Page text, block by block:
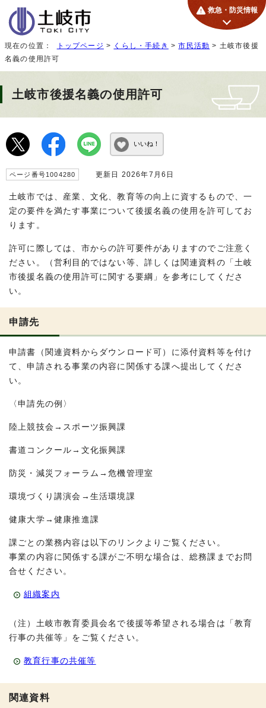
救急・防災情報
現在の位置： トップページ > くらし・手続き >市民活動 > 土岐市後援
名義の使用許可
土岐市後援名義の使用許可
いいね！
ページ番号1004280 更新日 2026年7月6日
土岐市では、産業、文化、教育等の向上に資するもので、一
定の要件を満たす事業について後援名義の使用を許可してお
ります。
許可に際しては、市からの許可要件がありますのでご注意く
ださい。（営利目的ではない等、詳しくは関連資料の「土岐
市後援名義の使用許可に関する要綱」を参考にしてくださ
い。
申請先
申請書（関連資料からダウンロード可）に添付資料等を付け
て、申請される事業の内容に関係する課へ提出してくださ
い。
〈申請先の例〉
陸上競技会→スポーツ振興課
書道コンクール→文化振興課
防災・減災フォーラム→危機管理室
環境づくり講演会→生活環境課
健康大学→健康推進課
課ごとの業務内容は以下のリンクよりご覧ください。
事業の内容に関係する課がご不明な場合は、総務課までお問
合せください。
組織案内
（注）土岐市教育委員会名で後援等希望される場合は「教育
行事の共催等」をご覧ください。
教育行事の共催等
関連資料